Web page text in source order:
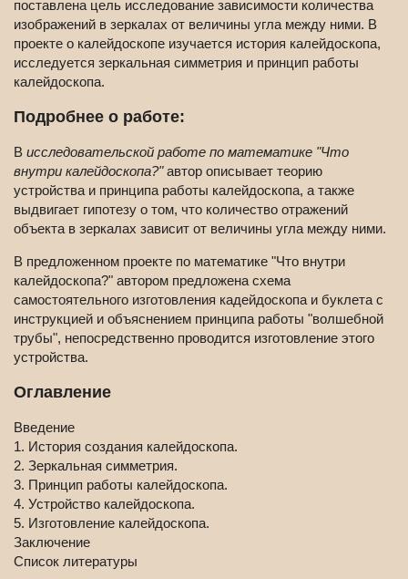
поставлена цель исследование зависимости количества
изображений в зеркалах от величины угла между ними. В
проекте о калейдоскопе изучается история калейдоскопа,
исследуется зеркальная симметрия и принцип работы
калейдоскопа.
Подробнее о работе:
В исследовательской работе по математике "Что
внутри калейдоскопа?"автор описывает теорию
устройства и принципа работы калейдоскопа, а также
выдвигает гипотезу о том, что количество отражений
объекта в зеркалах зависит от величины угла между ними.
В предложенном проекте по математике "Что внутри
калейдоскопа?" автором предложена схема
самостоятельного изготовления кадейдоскопа и буклета с
инструкцией и объяснением принципа работы "волшебной
трубы", непосредственно проводится изготовление этого
устройства.
Оглавление
Введение
1. История создания калейдоскопа.
2. Зеркальная симметрия.
3. Принцип работы калейдоскопа.
4. Устройство калейдоскопа.
5. Изготовление калейдоскопа.
Заключение
Список литературы